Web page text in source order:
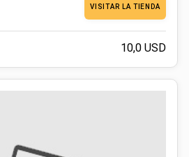
VISITAR LA TIENDA
10,0 USD